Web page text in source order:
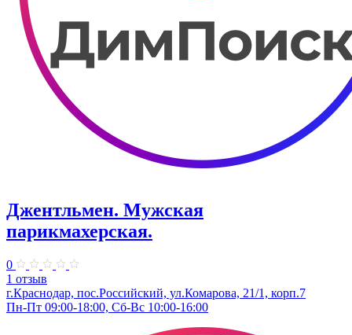
Джентльмен. Мужская
парикмахерская.
0
1 отзыв
г.Краснодар, пос.Российский, ул.Комарова, 21/1, корп.7
Пн-Пт 09:00-18:00, Сб-Вс 10:00-16:00